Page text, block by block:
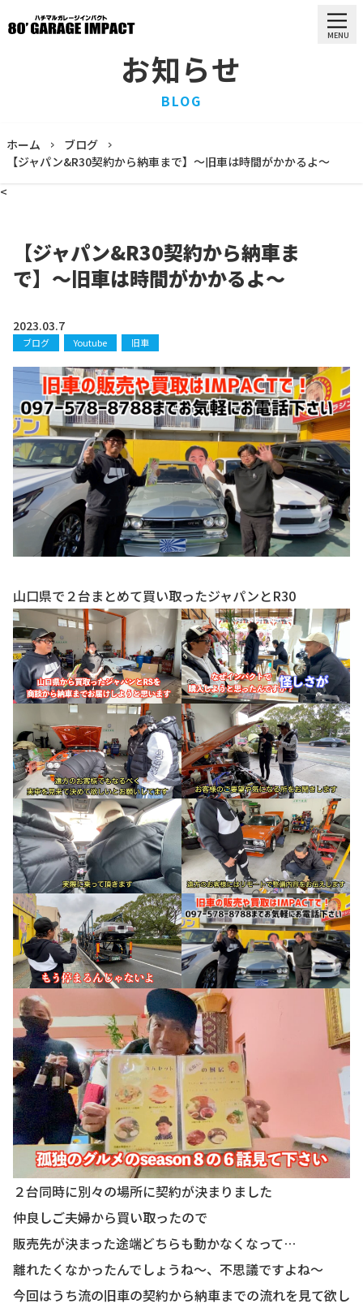
MENU
HOME
ホーム
STAFF
スタッフ
お知らせ
CONTACT
お問合わせ
お知らせ
BLOG
ホーム
ブログ
【ジャパン&R30契約から納車まで】〜旧車は時間がかかるよ〜
<
【ジャパン&R30契約から納車ま
で】〜旧車は時間がかかるよ〜
2023.03.7
ブログ Youtube 旧車
山口県で２台まとめて買い取ったジャパンとR30
２台同時に別々の場所に契約が決まりました
仲良しご夫婦から買い取ったので
販売先が決まった途端どちらも動かなくなって…
離れたくなかったんでしょうね〜、不思議ですよね〜
今回はうち流の旧車の契約から納車までの流れを見て欲し